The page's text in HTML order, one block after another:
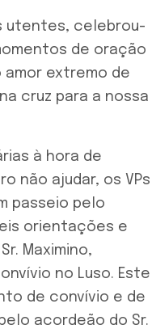
utentes, celebrou-
de oração
extremo de
cruz para a nossa
à hora de
não ajudar, os VPs
passeio pelo
orientações e
Maximino,
no Luso. Este
de convívio e de
acordeão do Sr.